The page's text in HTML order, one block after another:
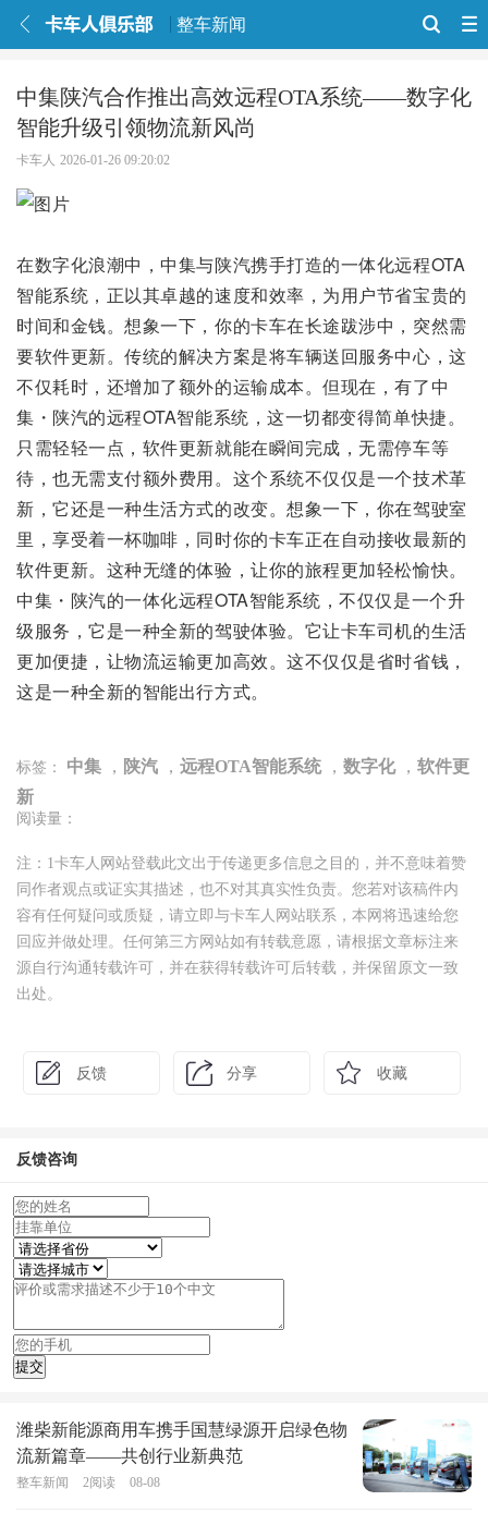
整车新闻
中集陕汽合作推出高效远程OTA系统——数字化
智能升级引领物流新风尚
卡车人 2026-01-26 09:20:02
在数字化浪潮中，中集与陕汽携手打造的一体化远程OTA
智能系统，正以其卓越的速度和效率，为用户节省宝贵的
时间和金钱。想象一下，你的卡车在长途跋涉中，突然需
要软件更新。传统的解决方案是将车辆送回服务中心，这
不仅耗时，还增加了额外的运输成本。但现在，有了中
集・陕汽的远程OTA智能系统，这一切都变得简单快捷。
只需轻轻一点，软件更新就能在瞬间完成，无需停车等
待，也无需支付额外费用。这个系统不仅仅是一个技术革
新，它还是一种生活方式的改变。想象一下，你在驾驶室
里，享受着一杯咖啡，同时你的卡车正在自动接收最新的
软件更新。这种无缝的体验，让你的旅程更加轻松愉快。
中集・陕汽的一体化远程OTA智能系统，不仅仅是一个升
级服务，它是一种全新的驾驶体验。它让卡车司机的生活
更加便捷，让物流运输更加高效。这不仅仅是省时省钱，
这是一种全新的智能出行方式。
标签： 中集 ， 陕汽 ， 远程OTA智能系统， 数字化， 软件更
新
阅读量：
注：1卡车人网站登载此文出于传递更多信息之目的，并不意味着赞
同作者观点或证实其描述，也不对其真实性负责。您若对该稿件内
容有任何疑问或质疑，请立即与卡车人网站联系，本网将迅速给您
回应并做处理。任何第三方网站如有转载意愿，请根据文章标注来
源自行沟通转载许可，并在获得转载许可后转载，并保留原文一致
出处。
反馈 分享 收藏
反馈咨询
潍柴新能源商用车携手国慧绿源开启绿色物
流新篇章——共创行业新典范
整车新闻 2阅读 08-08